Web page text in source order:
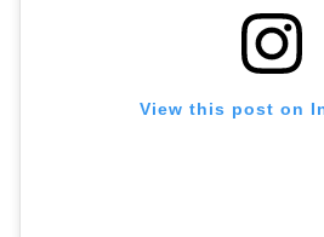
View this post on